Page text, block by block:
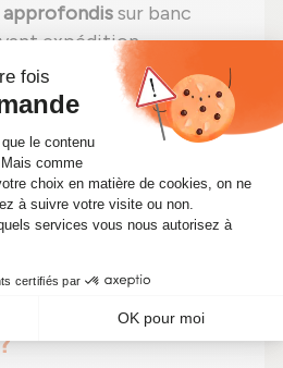
approfondissur banc
expédition.
turbocompresseur
faites un pari gagnant :
une solution plus
à 247,00 €)et
. Alors pourquoi hésiter
moteur tout en
ce turbo Garrett